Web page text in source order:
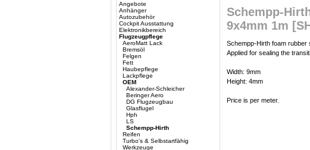
Angebote
Anhänger
Autozubehör
Cockpit Ausstattung
Elektronikbereich
Flugzeugpflege
AeroMatt Lack
Bremsöl
Felgen
Fett
Haubepflege
Lackpflege
OEM
Alexander-Schleicher
Beringer Aero
DG Flugzeugbau
Glasflugel
Hph
LS
Schempp-Hirth
Reifen
Turbo's & Selbstartfähig
Werkzeuge
Schempp-
9x4mm 1m
Schempp-Hirth foam rubber
Applied for sealing the
Width: 9mm
Height: 4mm
Price is per meter.